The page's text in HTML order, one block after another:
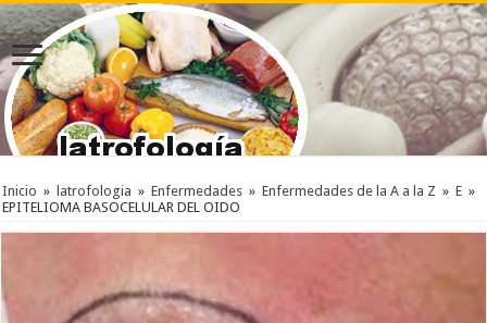
Inicio » latrofologia » Enfermedades » Enfermedades de la A a la Z » E »
EPITELIOMA BASOCELULAR DEL OIDO